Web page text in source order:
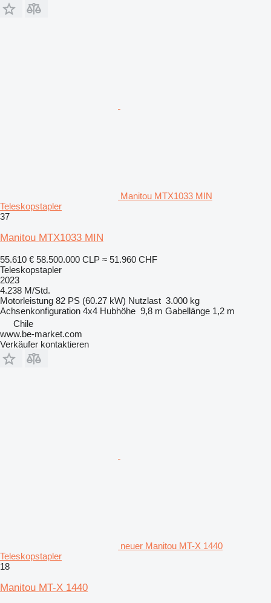
Manitou MTX1033 MIN
Teleskopstapler
37
Manitou MTX1033 MIN
55.610 € 58.500.000 CLP ≈ 51.960 CHF
Teleskopstapler
2023
4.238 M/Std.
Motorleistung 82 PS (60.27 kW) Nutzlast 3.000 kg
Achsenkonfiguration 4x4 Hubhöhe 9,8 m Gabellänge 1,2 m
Chile
www.be-market.com
Verkäufer kontaktieren
neuer Manitou MT-X 1440
Teleskopstapler
18
Manitou MT-X 1440